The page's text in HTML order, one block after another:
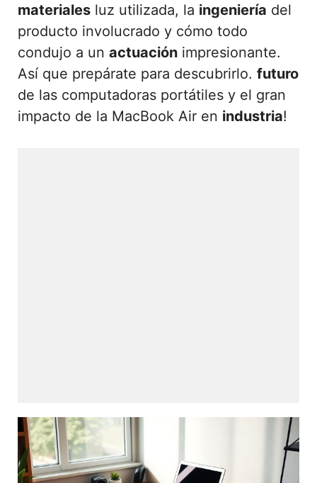
materiales luz utilizada, la ingeniería del
producto involucrado y cómo todo
condujo a un actuación impresionante.
Así que prepárate para descubrirlo. futuro
de las computadoras portátiles y el gran
impacto de la MacBook Air en industria!